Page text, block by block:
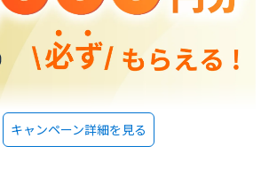
キャンペーン詳細を見る